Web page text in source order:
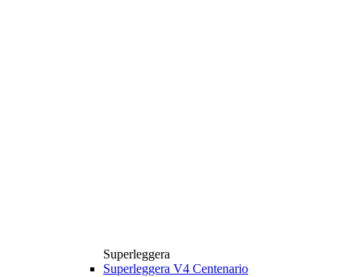
Superleggera
Superleggera V4 Centenario